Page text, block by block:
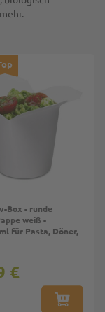
Box - runde
weiß -
für Pasta, Döner,
IN DEN
€